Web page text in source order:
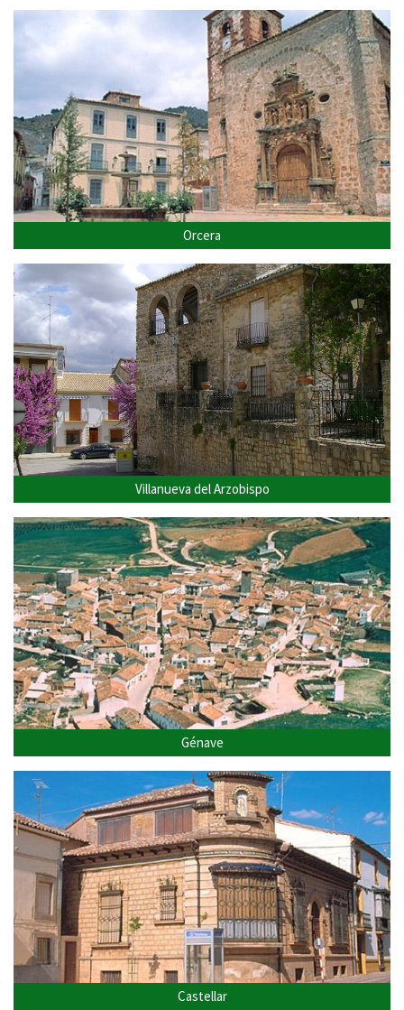
Orcera
Villanueva del Arzobispo
Génave
Castellar